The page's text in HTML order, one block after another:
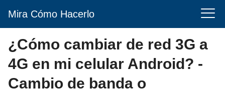
Mira Cómo Hacerlo
¿Cómo cambiar de red 3G a
4G en mi celular Android? -
Cambio de banda o